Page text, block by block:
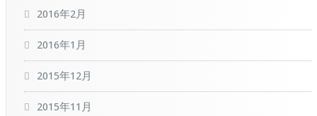
2016年2月
2016年1月
2015年12月
2015年11月